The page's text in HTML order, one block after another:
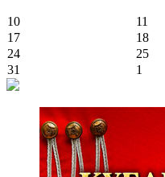
10 11
17
18
24
25
31
1